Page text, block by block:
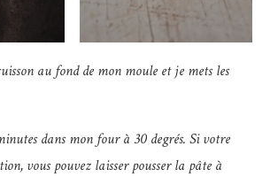
au fond de mon moule et je mets les
dans mon four à 30 degrés. Si votre
vous pouvez laisser pousser la pâte à